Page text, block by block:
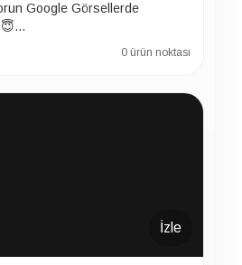
Google Görsellerde
0 ürün noktası
İzle